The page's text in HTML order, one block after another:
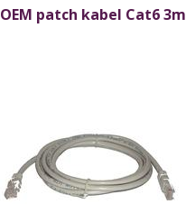
OEM patch kabel Cat6 3m